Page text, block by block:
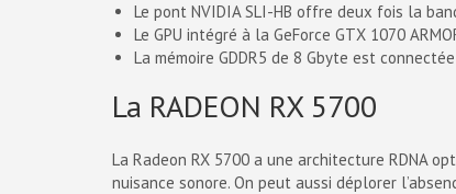
Le pont NVIDIA SLI-HB offre deux fois la
Le GPU intégré à la GeForce GTX 1070
La mémoire GDDR5 de 8 Gbyte est
La RADEON RX 5700
La Radeon RX 5700 a une architecture RDNA
nuisance sonore. On peut aussi déplorer